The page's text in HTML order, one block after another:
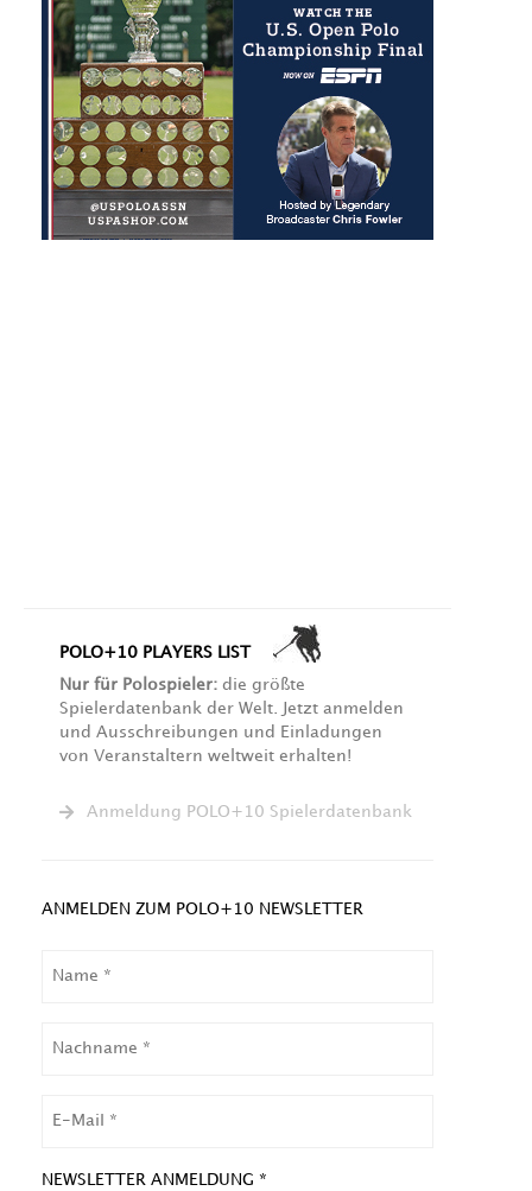
POLO+10 PLAYERS LIST
Nur für Polospieler: die größte
Spielerdatenbank der Welt. Jetzt anmelden
und Ausschreibungen und Einladungen
von Veranstaltern weltweit erhalten!
Anmeldung POLO+10 Spielerdatenbank
ANMELDEN ZUM POLO+10 NEWSLETTER
NEWSLETTER ANMELDUNG *